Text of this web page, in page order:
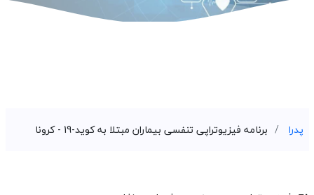
پدرا برنامه فیزیوتراپی تنفسی بیماران مبتلا به کوید-19 - کرونا